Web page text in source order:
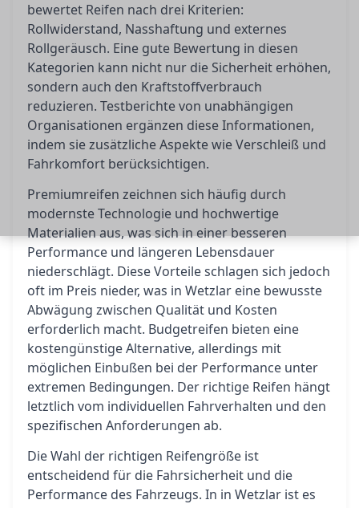
bewertet Reifen nach drei Kriterien:
Rollwiderstand, Nasshaftung und externes
Rollgeräusch. Eine gute Bewertung in diesen
Kategorien kann nicht nur die Sicherheit erhöhen,
sondern auch den Kraftstoffverbrauch
reduzieren. Testberichte von unabhängigen
Organisationen ergänzen diese Informationen,
indem sie zusätzliche Aspekte wie Verschleiß und
Fahrkomfort berücksichtigen.
Premiumreifen zeichnen sich häufig durch
modernste Technologie und hochwertige
Materialien aus, was sich in einer besseren
Performance und längeren Lebensdauer
niederschlägt. Diese Vorteile schlagen sich jedoch
oft im Preis nieder, was in Wetzlar eine bewusste
Abwägung zwischen Qualität und Kosten
erforderlich macht. Budgetreifen bieten eine
kostengünstige Alternative, allerdings mit
möglichen Einbußen bei der Performance unter
extremen Bedingungen. Der richtige Reifen hängt
letztlich vom individuellen Fahrverhalten und den
spezifischen Anforderungen ab.
Die Wahl der richtigen Reifengröße ist
entscheidend für die Fahrsicherheit und die
Performance des Fahrzeugs. In in Wetzlar ist es